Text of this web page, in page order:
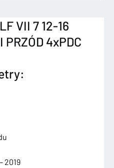
VII 7 12-16
PRZÓD 4xPDC
2019